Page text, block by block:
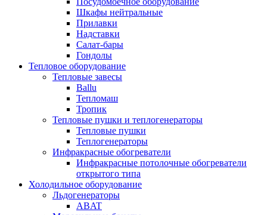
Шкафы нейтральные
Прилавки
Надставки
Салат-бары
Гондолы
Тепловое оборудование
Тепловые завесы
Ballu
Тепломаш
Тропик
Тепловые пушки и теплогенераторы
Тепловые пушки
Теплогенераторы
Инфракрасные обогреватели
Инфракрасные потолочные обогреватели
открытого типа
Холодильное оборудование
Льдогенераторы
ABAT